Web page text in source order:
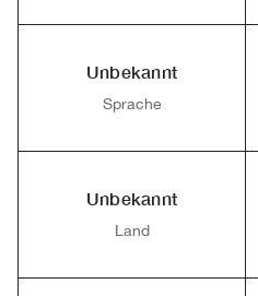
Unbekannt
Sprache
Unbekannt
Land